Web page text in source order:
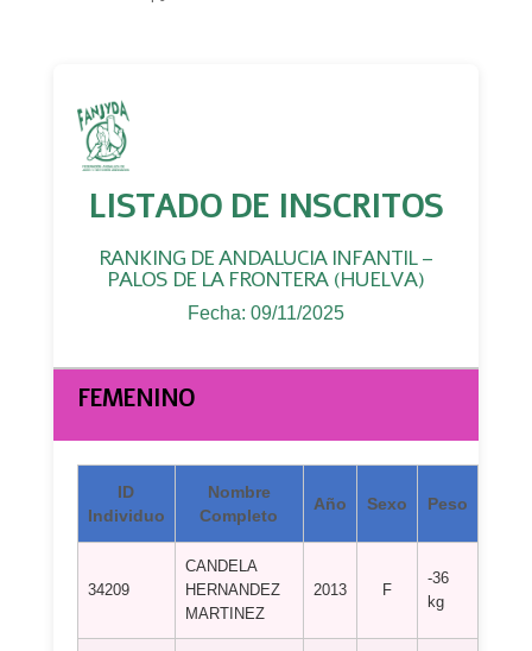
LISTADO DE INSCRITOS
RANKING DE ANDALUCIA INFANTIL –
PALOS DE LA FRONTERA (HUELVA)
Fecha: 09/11/2025
FEMENINO
ID
Individuo
Nombre
Completo
Año Sexo Peso
34209
CANDELA
HERNANDEZ
MARTINEZ
2013 F
-36
kg